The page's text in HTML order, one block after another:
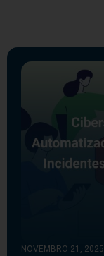
NOVEMBRO 21, 2025